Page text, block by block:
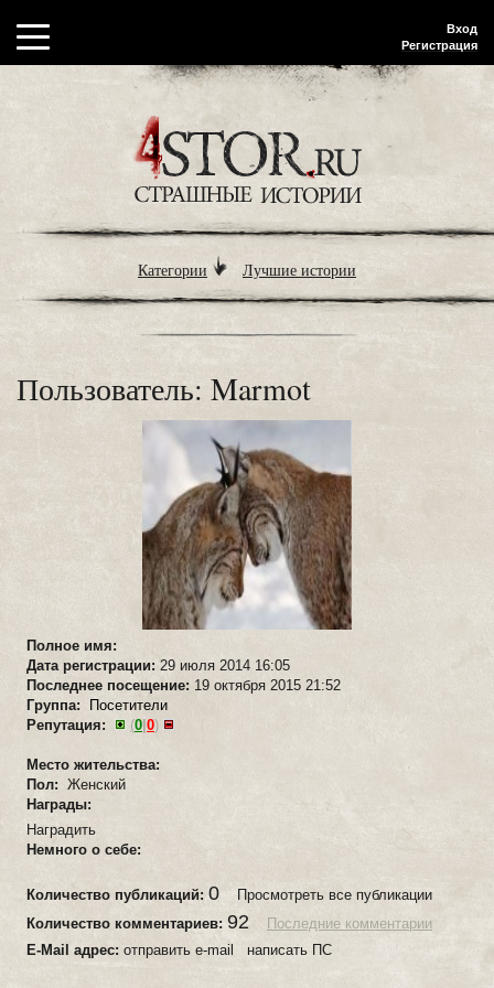
Вход
Регистрация
Категории Лучшие истории
Пользователь: Marmot
Полное имя:
Дата регистрации: 29 июля 2014 16:05
Последнее посещение: 19 октября 2015 21:52
Группа:
Посетители
Репутация:
(0 0)
Место жительства:
Пол: Женский
Награды:
Наградить
Немного о себе:
Количество публикаций: 0 Просмотреть все публикации
Количество комментариев: 92
Последние комментарии
E-Mail адрес: отправить e-mail написать ПС